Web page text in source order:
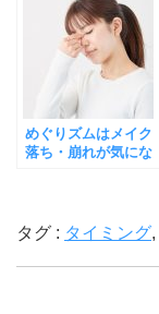
めぐりズムはメイク
落ち・崩れが気にな
タグ : タイミング,